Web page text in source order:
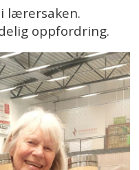
lærersaken.
oppfordring.